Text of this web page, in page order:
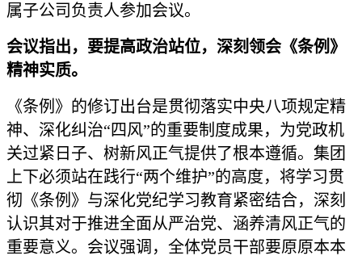
属子公司负责人参加会议。
会议指出，要提高政治站位，深刻领会《条例》
精神实质。
《条例》的修订出台是贯彻落实中央八项规定精
神、深化纠治“四风”的重要制度成果，为党政机
关过紧日子、树新风正气提供了根本遵循。集团
上下必须站在践行“两个维护”的高度，将学习贯
彻《条例》与深化党纪学习教育紧密结合，深刻
认识其对于推进全面从严治党、涵养清风正气的
重要意义。会议强调，全体党员干部要原原本本